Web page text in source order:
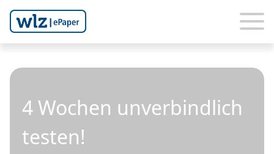
4 Wochen unverbindlich
testen!